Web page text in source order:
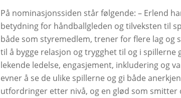
På nominasjonssiden står følgende: – Erlend
betydning for håndballgleden og tilveksten til
både som styremedlem, trener for flere lag og
til å bygge relasjon og trygghet til og i spillerne
lekende ledelse, engasjement, inkludering og
evner å se de ulike spillerne og gi både
utfordringer etter nivå, og en glød som smitter